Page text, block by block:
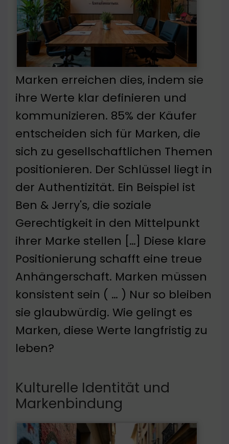
Marken erreichen dies, indem sie
ihre Werte klar definieren und
kommunizieren. 85% der Käufer
entscheiden sich für Marken, die
sich zu gesellschaftlichen Themen
positionieren. Der Schlüssel liegt in
der Authentizität. Ein Beispiel ist
Ben & Jerry's, die soziale
Gerechtigkeit in den Mittelpunkt
ihrer Marke stellen […] Diese klare
Positionierung schafft eine treue
Anhängerschaft. Marken müssen
konsistent sein ( … ) Nur so bleiben
sie glaubwürdig. Wie gelingt es
Marken, diese Werte langfristig zu
leben?
Kulturelle Identität und
Markenbindung